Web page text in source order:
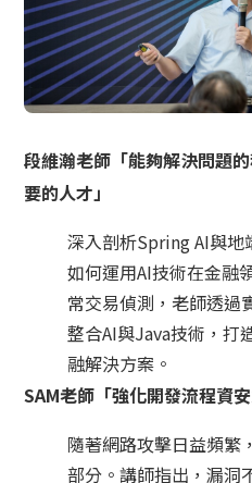
段維瀚老師「能夠解決問題
要的人才」
深入剖析Spring AI與地
如何運用AI技術在金融
常交易偵測，老師透過
整合AI與Java技術，打
融解決方案。
SAM老師「強化開發流程資
隨著網路攻擊日益頻繁
部分。講師指出，漏洞